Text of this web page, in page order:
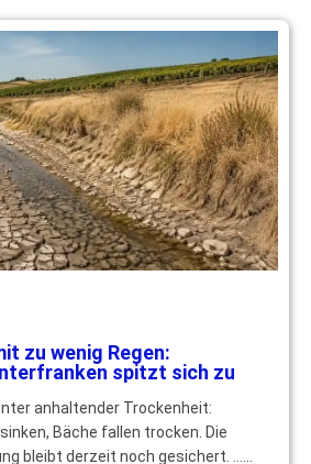
zu wenig Regen:
spitzt sich zu
anhaltender Trockenheit:
Bäche fallen trocken. Die
bleibt derzeit noch gesichert. …